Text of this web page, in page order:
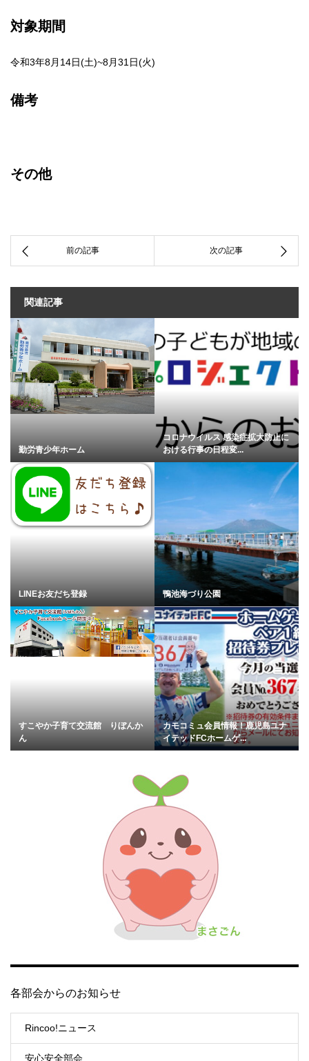
対象期間
令和3年8月14日(土)~8月31日(火)
備考
その他
関連記事
勤労青少年ホーム
コロナウイルス 感染症拡大防止に
おける行事の日程変...
LINEお友だち登録 鴨池海づり公園
すこやか子育て交流館 りぼんか
ん
カモコミュ会員情報！鹿児島ユナ
イテッドFCホームゲ...
各部会からのお知らせ
Rincoo!ニュース
安心安全部会